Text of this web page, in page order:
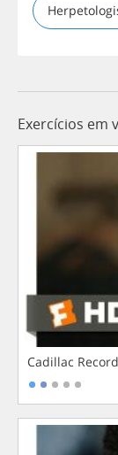
Exercícios em
Cadillac